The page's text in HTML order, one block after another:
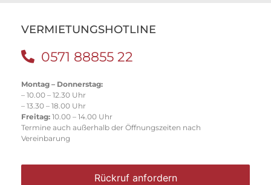
VERMIETUNGSHOTLINE
0571 88855 22
Montag – Donnerstag:
– 10.00 – 12.30 Uhr
– 13.30 – 18.00 Uhr
Freitag: 10.00 – 14.00 Uhr
Termine auch außerhalb der Öffnungszeiten nach
Vereinbarung
Rückruf anfordern